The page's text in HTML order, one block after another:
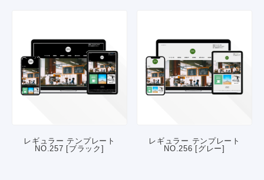
レギュラー テンプレート
NO.257 [ブラック]
レギュラー テンプレート
NO.256 [グレー]